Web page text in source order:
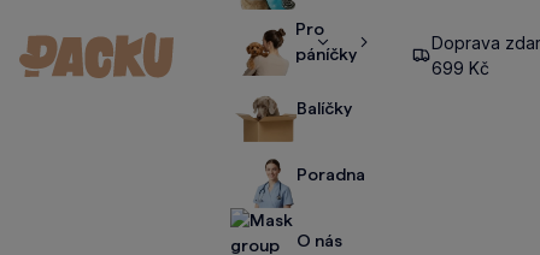
Pro
páníčky
ZobrazitZobrazit
Balíčky
Poradna
O nás
Doprava
699 Kč